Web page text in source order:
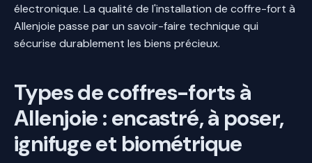
électronique. La qualité de l'installation de coffre-fort à
Allenjoie passe par un savoir-faire technique qui
sécurise durablement les biens précieux.
Types de coffres-forts à
Allenjoie : encastré, à poser,
ignifuge et biométrique